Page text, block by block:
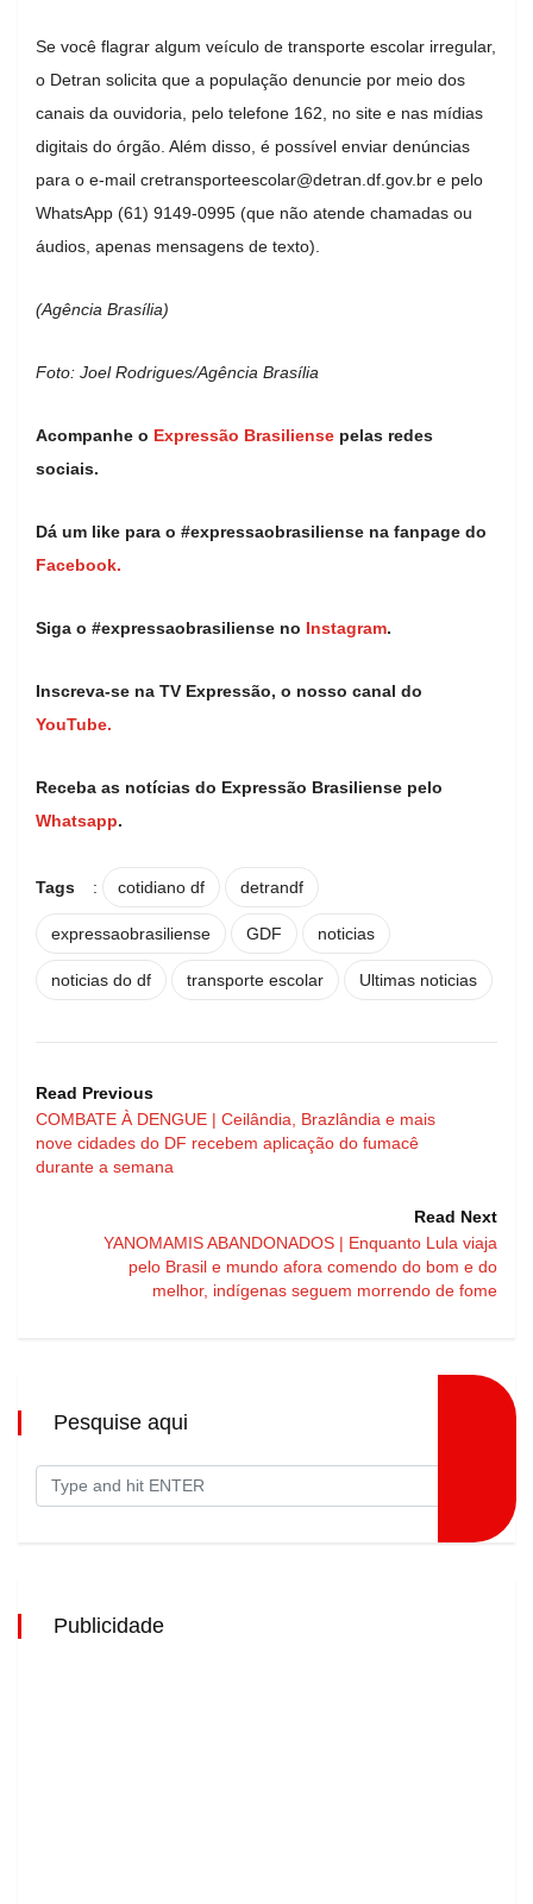
Se você flagrar algum veículo de transporte escolar irregular,
o Detran solicita que a população denuncie por meio dos
canais da ouvidoria, pelo telefone 162, no site e nas mídias
digitais do órgão. Além disso, é possível enviar denúncias
para o e-mail cretransporteescolar@detran.df.gov.br e pelo
WhatsApp (61) 9149-0995 (que não atende chamadas ou
áudios, apenas mensagens de texto).
(Agência Brasília)
Foto: Joel Rodrigues/Agência Brasília
Acompanhe o Expressão Brasiliense pelas redes
sociais.
Dá um like para o #expressaobrasiliense na fanpage do
Facebook.
Siga o #expressaobrasiliense no Instagram.
Inscreva-se na TV Expressão, o nosso canal do
YouTube.
Receba as notícias do Expressão Brasiliense pelo
Whatsapp.
Tags : cotidiano df detrandf
expressaobrasiliense GDF noticias
noticias do df transporte escolar Ultimas noticias
Read Previous
COMBATE À DENGUE | Ceilândia, Brazlândia e mais
nove cidades do DF recebem aplicação do fumacê
durante a semana
Read Next
YANOMAMIS ABANDONADOS | Enquanto Lula viaja
pelo Brasil e mundo afora comendo do bom e do
melhor, indígenas seguem morrendo de fome
Pesquise aqui
Publicidade